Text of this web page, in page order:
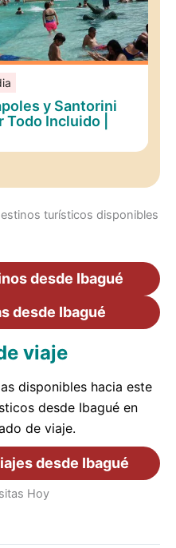
y Santorini
Incluido |
turísticos disponibles
desde Ibagué
desde Ibagué
viaje
disponibles hacia este
desde Ibagué en
de viaje.
desde Ibagué
Hoy